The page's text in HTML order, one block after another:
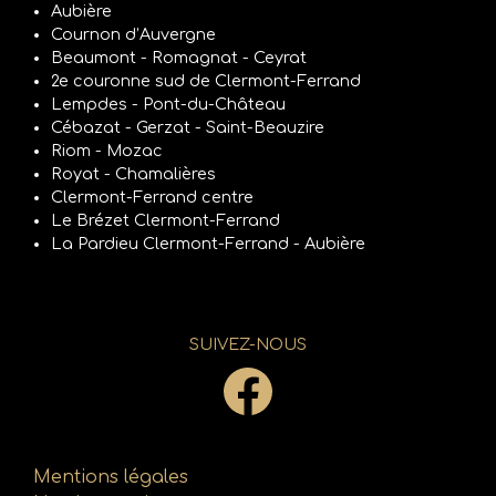
Aubière
Cournon d’Auvergne
Beaumont - Romagnat - Ceyrat
2e couronne sud de Clermont-Ferrand
Lempdes - Pont-du-Château
Cébazat - Gerzat - Saint-Beauzire
Riom - Mozac
Royat - Chamalières
Clermont-Ferrand centre
Le Brézet Clermont-Ferrand
La Pardieu Clermont-Ferrand - Aubière
SUIVEZ-NOUS
Mentions légales